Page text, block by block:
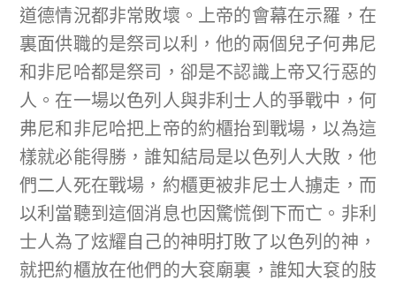
道德情況都非常敗壞。上帝的會幕在示羅，在
裏面供職的是祭司以利，他的兩個兒子何弗尼
和非尼哈都是祭司，卻是不認識上帝又行惡的
人。在一場以色列人與非利士人的爭戰中，何
弗尼和非尼哈把上帝的約櫃抬到戰場，以為這
樣就必能得勝，誰知結局是以色列人大敗，他
們二人死在戰場，約櫃更被非尼士人擄走，而
以利當聽到這個消息也因驚慌倒下而亡。非利
士人為了炫耀自己的神明打敗了以色列的神，
就把約櫃放在他們的大袞廟裏，誰知大袞的肢